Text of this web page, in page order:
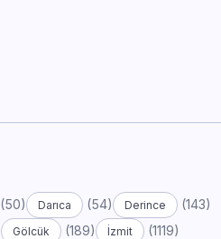
(50) Darıca (54) Derince (143)
Gölcük (189) İzmit (1119)